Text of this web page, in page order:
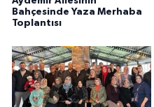
Bahçesinde Yaza Merhaba
Toplantısı